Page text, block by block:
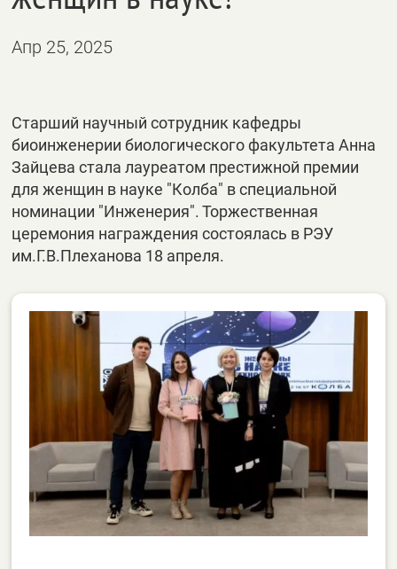
Апр 25, 2025
Старший научный сотрудник кафедры
биоинженерии биологического факультета Анна
Зайцева стала лауреатом престижной премии
для женщин в науке "Колба" в специальной
номинации "Инженерия". Торжественная
церемония награждения состоялась в РЭУ
им.Г.В.Плеханова 18 апреля.